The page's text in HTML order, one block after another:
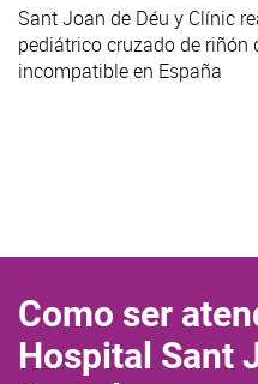
Sant Joan de Déu y Clínic
pediátrico cruzado de riñón
incompatible en España
Como ser
Hospital Sant